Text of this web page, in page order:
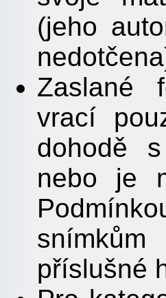
(jeho
Zaslané
vrací
dohodě
nebo je
příslušné